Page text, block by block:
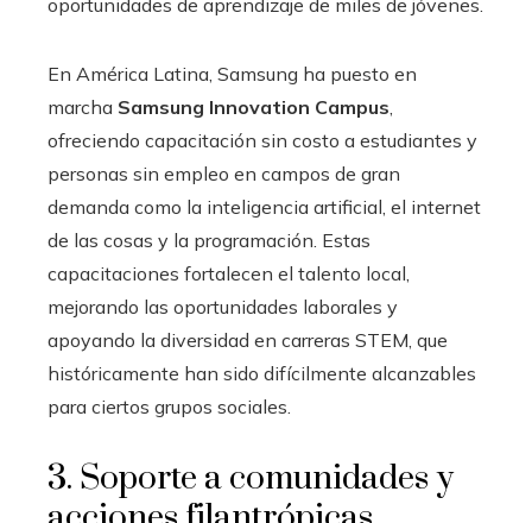
En América Latina, Samsung ha puesto en
marcha Samsung Innovation Campus
ofreciendo capacitación sin costo a estudiantes y
personas sin empleo en campos de gran
demanda como la inteligencia artificial, el internet
de las cosas y la programación. Estas
capacitaciones fortalecen el talento local,
mejorando las oportunidades laborales y
apoyando la diversidad en carreras STEM, que
históricamente han sido difícilmente alcanzables
para ciertos grupos sociales.
3. Soporte a comunidades y